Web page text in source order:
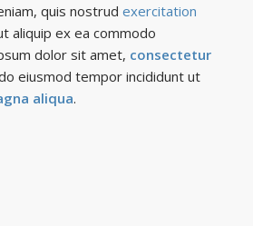
quis nostrud exercitation
aliquip ex ea commodo
dolor sit amet, consectetur
eiusmod tempor incididunt ut
aliqua.